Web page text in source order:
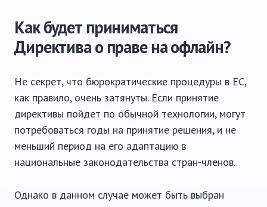
Как будет приниматься
Директива о праве на офлайн?
Не секрет, что бюрократические процедуры в ЕС,
как правило, очень затянуты. Если принятие
директивы пойдет по обычной технологии, могут
потребоваться годы на принятие решения, и не
меньший период на его адаптацию в
национальные законодательства стран-членов.
Однако в данном случае может быть выбран